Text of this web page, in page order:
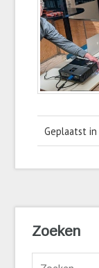
Geplaatst in
Zoeken